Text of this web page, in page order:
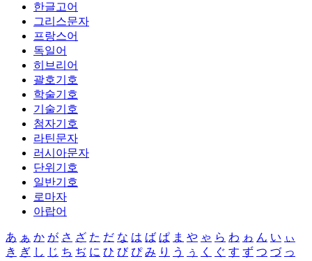
한글고어
그리스문자
프랑스어
독일어
히브리어
괄호기호
학술기호
기술기호
첨자기호
라틴문자
러시아문자
단위기호
일반기호
로마자
아랍어
あ ぁ か が さ ざ た だ な は ば ぱ ま や ゃ ら わ ゎ ん い ぃ
き ぎ し じ ち ぢ に ひ び ぴ み り う ぅ く ぐ す ず つ づ っ